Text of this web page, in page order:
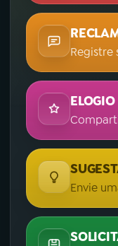
Registre
ELOGIO
Envie